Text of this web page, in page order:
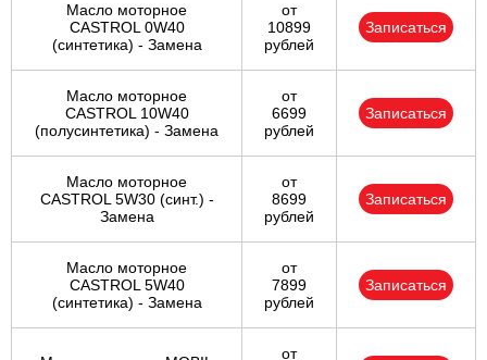
Масло моторное
CASTROL 0W40
(синтетика) - Замена
от
10899
рублей
Записаться
Масло моторное
CASTROL 10W40
(полусинтетика) - Замена
от
6699
рублей
Записаться
Масло моторное
CASTROL 5W30 (синт.) -
Замена
от
8699
рублей
Записаться
Масло моторное
CASTROL 5W40
(синтетика) - Замена
от
7899
рублей
Записаться
от